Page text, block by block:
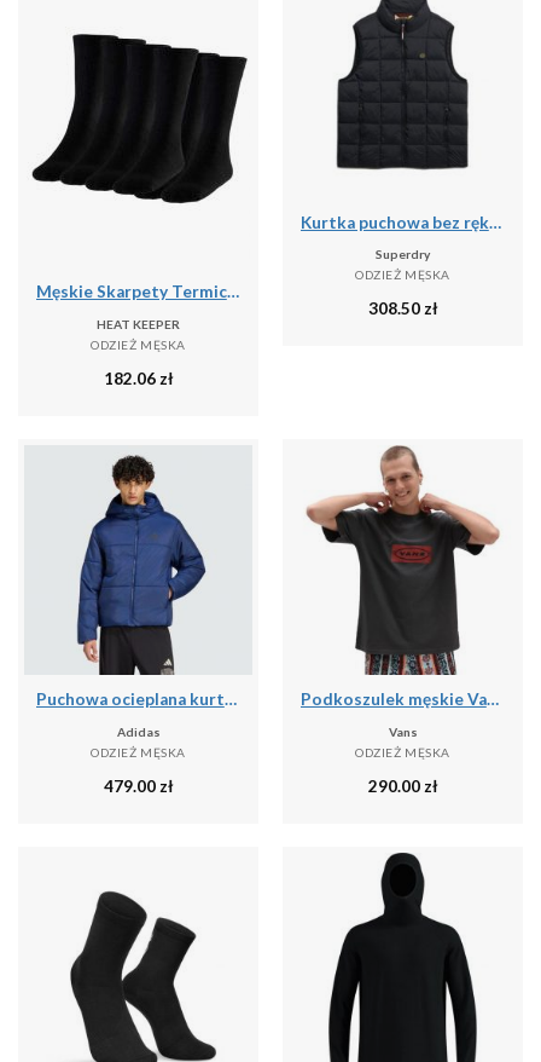
Męskie Skarpety Termiczne - 4 Pary - Czarne
HEAT KEEPER
ODZIEŻ MĘSKA
182.06 zł
Kurtka puchowa bez rękawów Superdry Fuji Lite
Superdry
ODZIEŻ MĘSKA
308.50zł
Puchowa ocieplana kurtka Essentials Highloft
Adidas
ODZIEŻ MĘSKA
479.00 zł
Podkoszulek męskie Vans X Curren X Knost
Vans
ODZIEŻ MĘSKA
290.00 zł